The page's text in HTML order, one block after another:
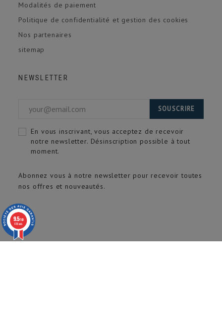
Modalités de paiement
Politique de confidentialité et gestion des cookies
Nos partenaires
sitemap
NEWSLETTER
Abonnez vous à notre newsletter pour recevoir toutes
nos offres et nouveautés.
SOUSCRIRE
En vous inscrivant, vous acceptez de recevoir
notre newsletter. Désinscription possible à tout
moment.
9.5/10
618 avis